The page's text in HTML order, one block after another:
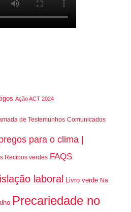
Ação ACT 2024
de Testemunhos Comunicados
para o clima |
Recibos verdes FAQS
laboral Livro verde Na
Precariedade no